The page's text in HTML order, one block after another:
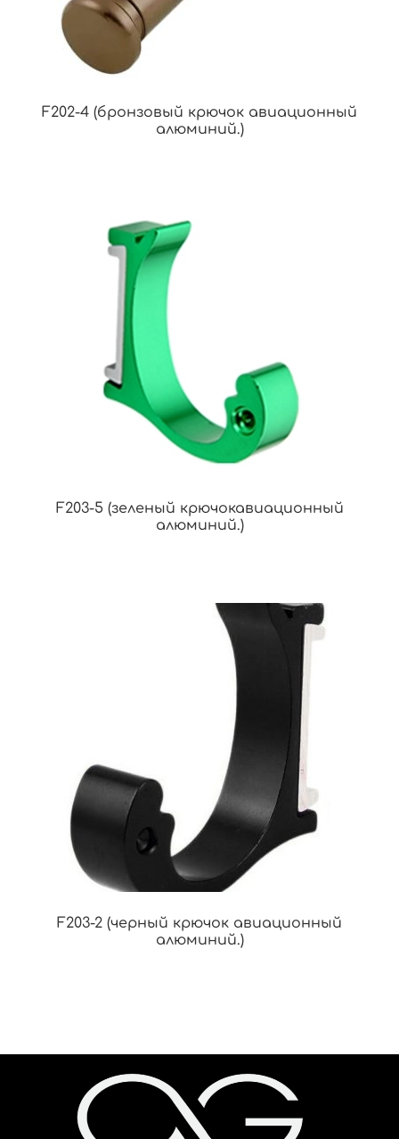
F202-4 (бронзовый крючок авиационный
алюминий.)
F203-5 (зеленый крючокавиационный
алюминий.)
F203-2 (черный крючок авиационный
алюминий.)